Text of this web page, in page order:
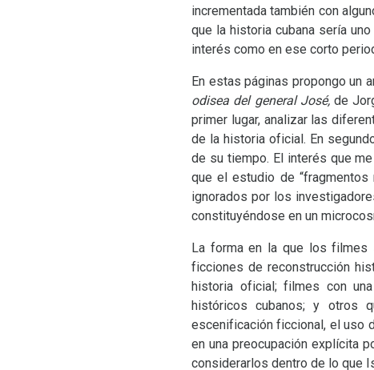
incrementada también con
que la historia cubana sería
interés como en ese corto
En estas páginas propongo un
odisea del general José,de
primer lugar, analizar las
de la historia oficial. En
de su tiempo. El interés que
que el estudio de “fragmentos
ignorados por los
constituyéndose en un
La forma en la que los filmes
ficciones de reconstrucción
historia oficial; filmes con
históricos cubanos; y otros
escenificación ficcional, el uso
en una preocupación explícita
considerarlos dentro de lo que